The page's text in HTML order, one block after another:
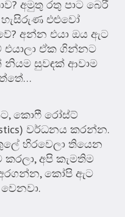
අමුතු රතු පාට බෙරී
හැසිරුණ එළුවෝ
අන්න එයා ඔය ඇට
එයාලා ඒක ගින්නට
සුවඳක් ආවාම
කොෆී රෝස්ට්
වර්ධනය කරන්න.
හිරවෙලා තියෙන
අපි කැමතිම
අරගන්න, කෝපි ඇට